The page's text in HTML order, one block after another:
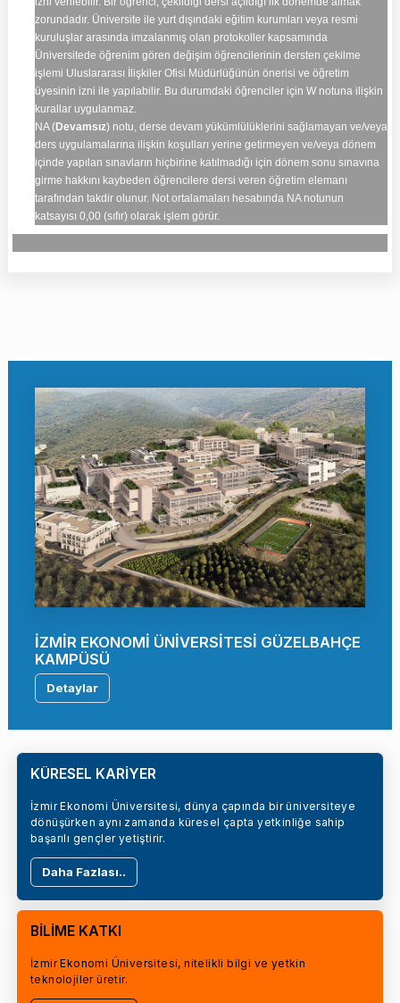
zorundadır. Üniversite ile yurt dışındaki eğitim kurumları veya resmi
kuruluşlar arasında imzalanmış olan protokoller kapsamında
Üniversitede öğrenim gören değişim öğrencilerinin dersten çekilme
işlemi Uluslararası İlişkiler Ofisi Müdürlüğünün önerisi ve öğretim
üyesinin izni ile yapılabilir. Bu durumdaki öğrenciler için W notuna ilişkin
kurallar uygulanmaz.
NA (Devamsız) notu, derse devam yükümlülüklerini sağlamayan ve/veya
ders uygulamalarına ilişkin koşulları yerine getirmeyen ve/veya dönem
içinde yapılan sınavların hiçbirine katılmadığı için dönem sonu sınavına
girme hakkını kaybeden öğrencilere dersi veren öğretim elemanı
tarafından takdir olunur. Not ortalamaları hesabında NA notunun
katsayısı 0,00 (sıfır) olarak işlem görür.
İZMİR EKONOMİ ÜNİVERSİTESİ GÜZELBAHÇE
KAMPÜSÜ
Detaylar
KÜRESEL KARİYER
İzmir Ekonomi Üniversitesi, dünya çapında bir üniversiteye
dönüşürken aynı zamanda küresel çapta yetkinliğe sahip
başarılı gençler yetiştirir.
Daha Fazlası..
BİLİME KATKI
İzmir Ekonomi Üniversitesi, nitelikli bilgi ve yetkin
teknolojiler üretir.